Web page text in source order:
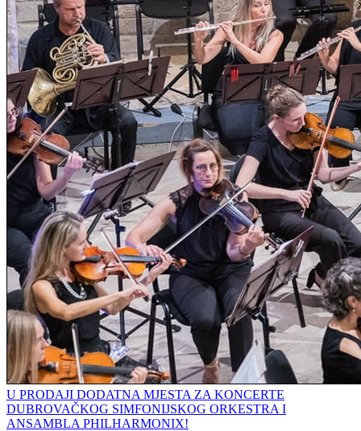
U PRODAJI DODATNA MJESTA ZA KONCERTE
DUBROVAČKOG SIMFONIJSKOG ORKESTRA I
ANSAMBLA PHILHARMONIX!